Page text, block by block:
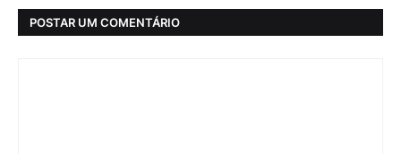
POSTAR UM COMENTÁRIO